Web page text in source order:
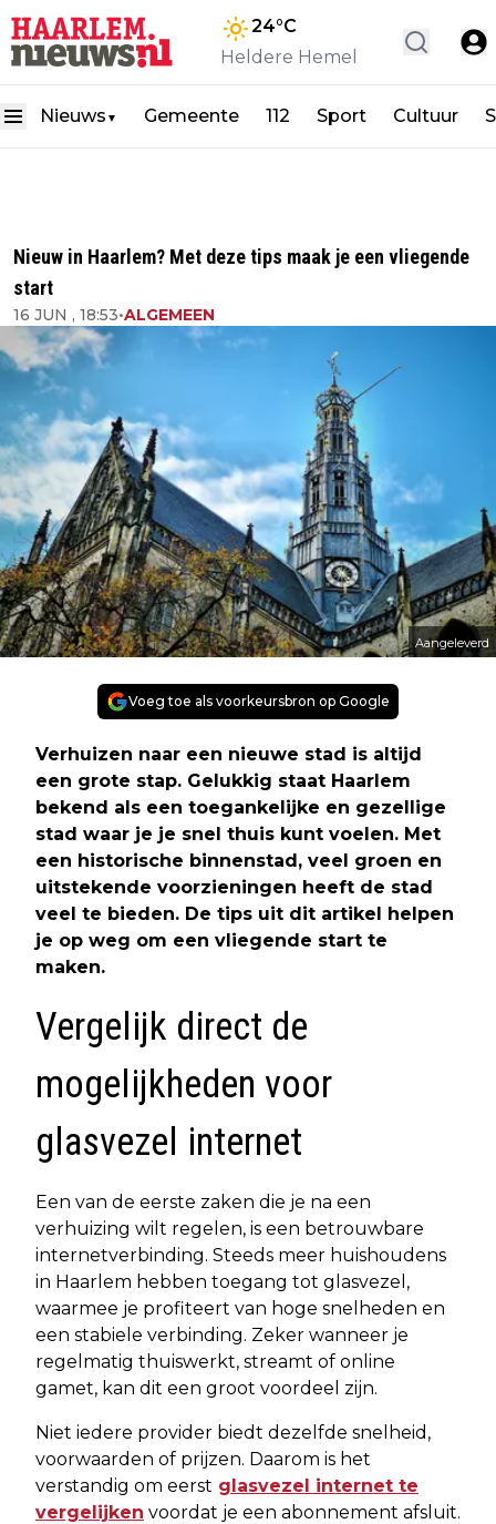
24°C
Heldere Hemel
Nieuws ▼ Gemeente 112 Sport Cultuur
Nieuw in Haarlem? Met deze tips maak je een vliegende
start
16 JUN , 18:53•ALGEMEEN
Aangeleverd
Voeg toe als voorkeursbron op Google
Verhuizen naar een nieuwe stad is altijd
een grote stap. Gelukkig staat Haarlem
bekend als een toegankelijke en gezellige
stad waar je je snel thuis kunt voelen. Met
een historische binnenstad, veel groen en
uitstekende voorzieningen heeft de stad
veel te bieden. De tips uit dit artikel helpen
je op weg om een vliegende start te
maken.
Vergelijk direct de
mogelijkheden voor
glasvezel internet
Een van de eerste zaken die je na een
verhuizing wilt regelen, is een betrouwbare
internetverbinding. Steeds meer huishoudens
in Haarlem hebben toegang tot glasvezel,
waarmee je profiteert van hoge snelheden en
een stabiele verbinding. Zeker wanneer je
regelmatig thuiswerkt, streamt of online
gamet, kan dit een groot voordeel zijn.
Niet iedere provider biedt dezelfde snelheid,
voorwaarden of prijzen. Daarom is het
verstandig om eerst glasvezel internet te
vergelijken voordat je een abonnement afsluit.